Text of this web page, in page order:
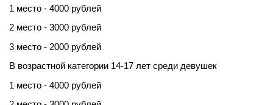
1 место - 4000 рублей
2 место - 3000 рублей
3 место - 2000 рублей
В возрастной категории 14-17 лет среди девушек
1 место - 4000 рублей